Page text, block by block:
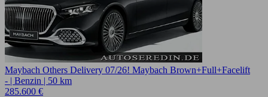
Maybach Others Delivery 07/26! Maybach Brown+Full+Facelift
- | Benzin | 50 km
285.600 €